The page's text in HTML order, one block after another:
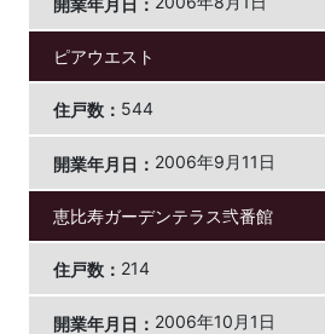
ピアウエスト
544
2006年9月11日
恵比寿ガーデンテラス弐番館
214
2006年10月1日